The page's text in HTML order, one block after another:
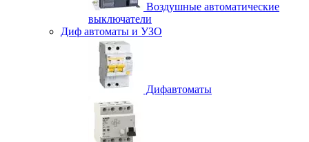
Воздушные автоматические
выключатели
Диф автоматы и УЗО
Дифавтоматы